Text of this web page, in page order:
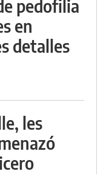
pedofilia
en
detalles
les